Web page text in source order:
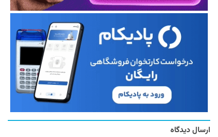
ارسال دیدگاه